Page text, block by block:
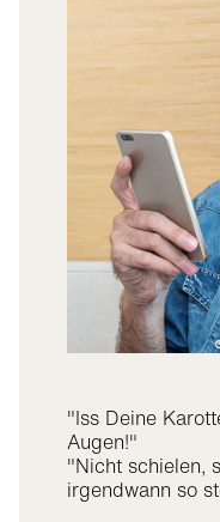
"Iss Deine
Augen!"
"Nicht schielen,
irgendwann so